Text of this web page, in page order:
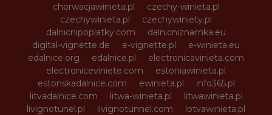
chorwacjawinieta.pl
czechy-winieta.pl
czechywinieta.pl
czechywiniety.pl
dalnicnipoplatky.com
dalnicniznamka.eu
digital-vignette.de
e-vignette.pl
e-winieta.eu
edalnice.org
edalnice.pl
electronicavinieta.com
electroniceviniete.com
estoniawinieta.pl
estonskadalnice.com
ewinieta.pl
info365.pl
litvadalnice.com
litwa-winieta.pl
litwawinieta.pl
livignotunel.pl
livignotunnel.com
lotvawinieta.pl